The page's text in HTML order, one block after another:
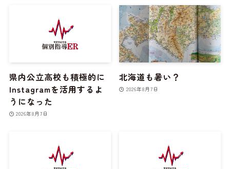
県内公立高校も積極的に
Instagramを活用するよ
うになった
2026年8月7日
北海道も暑い？
2026年8月7日